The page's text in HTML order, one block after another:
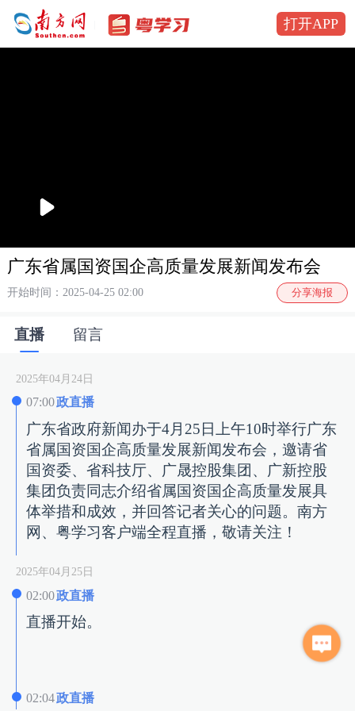
打开APP
播
广东省属国资国企高质量发展新闻发布会
开始时间：2025-04-25 02:00 分享海报
直播 留言
2025年04月24日
07:00政直播
广东省政府新闻办于4月25日上午10时举行广东
省属国资国企高质量发展新闻发布会，邀请省
国资委、省科技厅、广晟控股集团、广新控股
集团负责同志介绍省属国资国企高质量发展具
体举措和成效，并回答记者关心的问题。南方
网、粤学习客户端全程直播，敬请关注！
2025年04月25日
02:00政直播
直播开始。
02:04政直播